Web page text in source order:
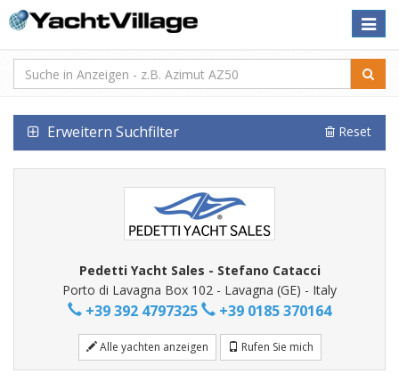
Toggle
Erweitern Suchfilter Reset
Pedetti Yacht Sales - Stefano Catacci
Porto di Lavagna Box 102 - Lavagna (GE) - Italy
+39 392 4797325 +39 0185 370164
Alle yachten anzeigen Rufen Sie mich